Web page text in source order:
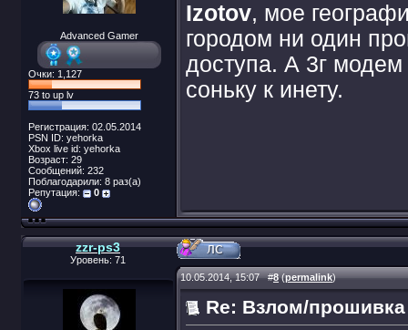
Advanced Gamer
Очки: 1,127
73 to up lv
Регистрация: 02.05.2014
PSN ID: yehorka
Xbox live id: yehorka
Возраст: 29
Сообщений: 232
Поблагодарили: 8 раз(а)
Репутация:
0
Izotov, мое
городом ни один
доступа. А 3г модем
соньку к инету.
zzr-ps3
Уровень: 71
10.05.2014, 15:07#8(permalink)
Re: Взлом/прошивка